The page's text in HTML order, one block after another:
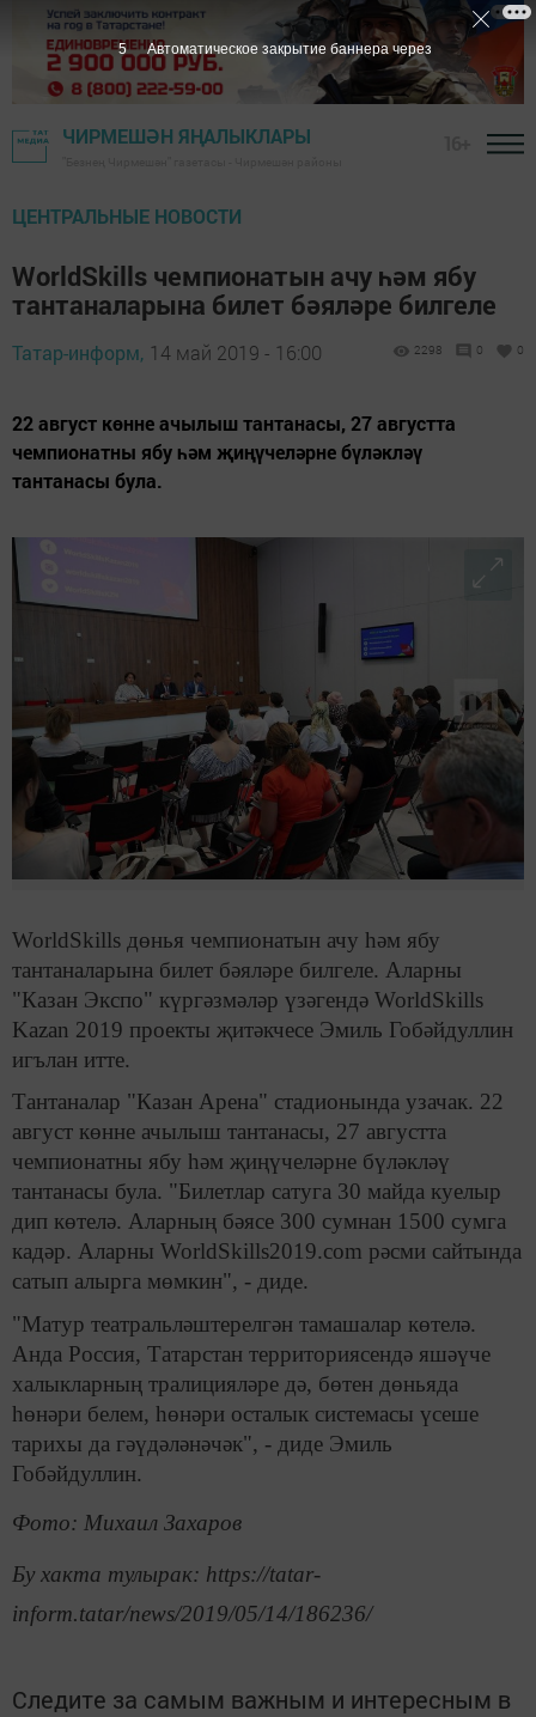
ЧИРМЕШӘН ЯҢАЛЫКЛАРЫ
ЦЕНТРАЛЬНЫЕ НОВОСТИ
WorldSkills чемпионатын ачу һәм ябу
тантаналарына билет бәяләре билгеле
Татар-информ, 14 май 2019 - 16:00 2298 0 0
22 август көнне ачылыш тантанасы, 27 августта
чемпионатны ябу һәм җиңүчеләрне бүләкләү
тантанасы була.
WorldSkills дөнья чемпионатын ачу һәм ябу
тантаналарына билет бәяләре билгеле. Аларны
"Казан Экспо" күргәзмәләр үзәгендә WorldSkills
Kazan 2019 проекты җитәкчесе Эмиль Гобәйдуллин
игълан итте.
Тантаналар "Казан Арена" стадионында узачак. 22
август көнне ачылыш тантанасы, 27 августта
чемпионатны ябу һәм җиңүчеләрне бүләкләү
тантанасы була. "Билетлар сатуга 30 майда куелыр
дип көтелә. Аларның бәясе 300 сумнан 1500 сумга
кадәр. Аларны WorldSkills2019.com рәсми сайтында
сатып алырга мөмкин", - диде.
"Матур театральләштерелгән тамашалар көтелә.
Анда Россия, Татарстан территориясендә яшәүче
халыкларның тралицияләре дә, бөтен дөньяда
һөнәри белем, һөнәри осталык системасы үсеше
тарихы да гәүдәләнәчәк", - диде Эмиль
Гобәйдуллин.
Фото: Михаил Захаров
Бу хакта тулырак: https://tatar-
inform.tatar/news/2019/05/14/186236/
Следите за самым важным и интересным в
3 Автоматическое закрытие баннера через